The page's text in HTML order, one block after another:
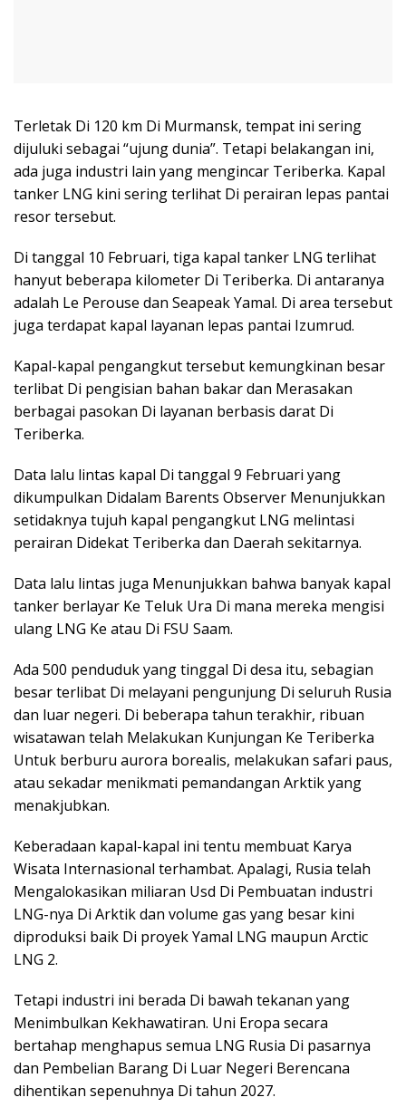
Terletak Di 120 km Di Murmansk, tempat ini sering
dijuluki sebagai “ujung dunia”. Tetapi belakangan ini,
ada juga industri lain yang mengincar Teriberka. Kapal
tanker LNG kini sering terlihat Di perairan lepas pantai
resor tersebut.
Di tanggal 10 Februari, tiga kapal tanker LNG terlihat
hanyut beberapa kilometer Di Teriberka. Di antaranya
adalah Le Perouse dan Seapeak Yamal. Di area tersebut
juga terdapat kapal layanan lepas pantai Izumrud.
Kapal-kapal pengangkut tersebut kemungkinan besar
terlibat Di pengisian bahan bakar dan Merasakan
berbagai pasokan Di layanan berbasis darat Di
Teriberka.
Data lalu lintas kapal Di tanggal 9 Februari yang
dikumpulkan Didalam Barents Observer Menunjukkan
setidaknya tujuh kapal pengangkut LNG melintasi
perairan Didekat Teriberka dan Daerah sekitarnya.
Data lalu lintas juga Menunjukkan bahwa banyak kapal
tanker berlayar Ke Teluk Ura Di mana mereka mengisi
ulang LNG Ke atau Di FSU Saam.
Ada 500 penduduk yang tinggal Di desa itu, sebagian
besar terlibat Di melayani pengunjung Di seluruh Rusia
dan luar negeri. Di beberapa tahun terakhir, ribuan
wisatawan telah Melakukan Kunjungan Ke Teriberka
Untuk berburu aurora borealis, melakukan safari paus,
atau sekadar menikmati pemandangan Arktik yang
menakjubkan.
Keberadaan kapal-kapal ini tentu membuat Karya
Wisata Internasional terhambat. Apalagi, Rusia telah
Mengalokasikan miliaran Usd Di Pembuatan industri
LNG-nya Di Arktik dan volume gas yang besar kini
diproduksi baik Di proyek Yamal LNG maupun Arctic
LNG 2.
Tetapi industri ini berada Di bawah tekanan yang
Menimbulkan Kekhawatiran. Uni Eropa secara
bertahap menghapus semua LNG Rusia Di pasarnya
dan Pembelian Barang Di Luar Negeri Berencana
dihentikan sepenuhnya Di tahun 2027.